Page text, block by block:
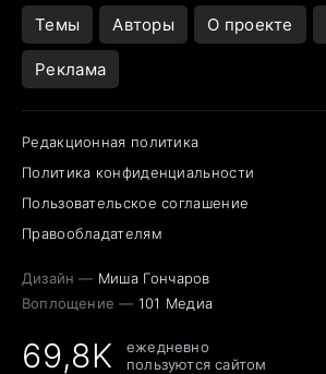
Темы Авторы О проекте
Реклама
Редакционная политика
Политика конфиденциальности
Пользовательское соглашение
Правообладателям
Дизайн — Миша Гончаров
Воплощение — 101 Медиа
69,8K
ежедневно
пользуются сайтом